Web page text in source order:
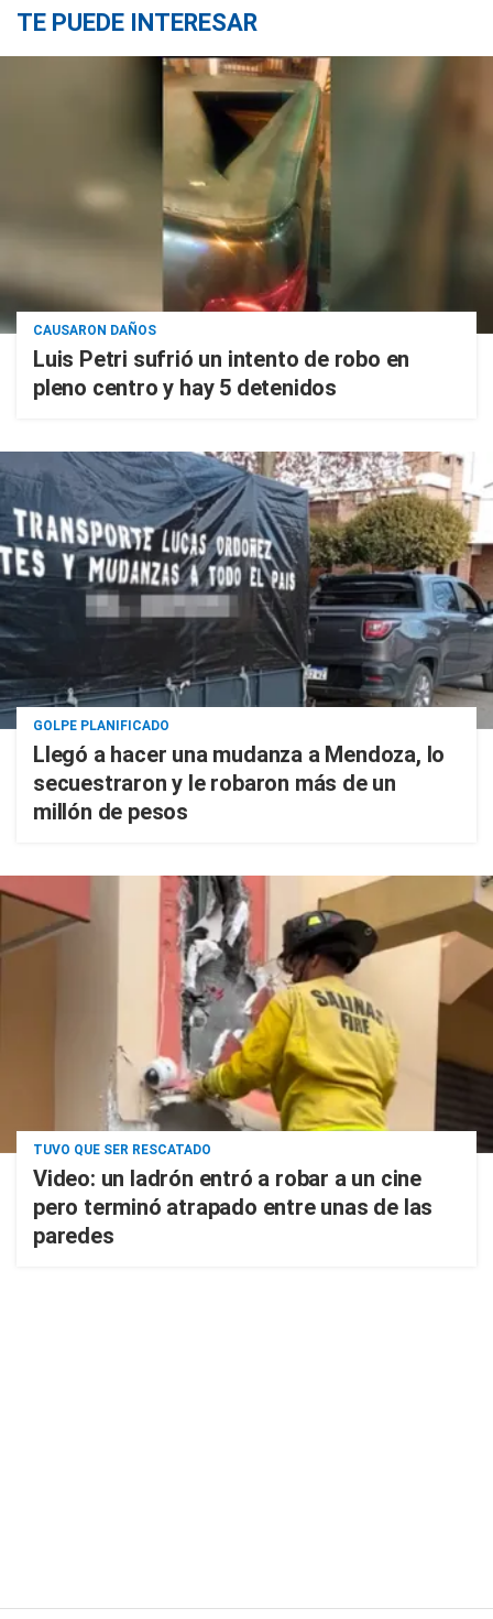
TE PUEDE INTERESAR
CAUSARON DAÑOS
Luis Petri sufrió un intento de robo en
pleno centro y hay 5 detenidos
GOLPE PLANIFICADO
Llegó a hacer una mudanza a Mendoza, lo
secuestraron y le robaron más de un
millón de pesos
TUVO QUE SER RESCATADO
Video: un ladrón entró a robar a un cine
pero terminó atrapado entre unas de las
paredes